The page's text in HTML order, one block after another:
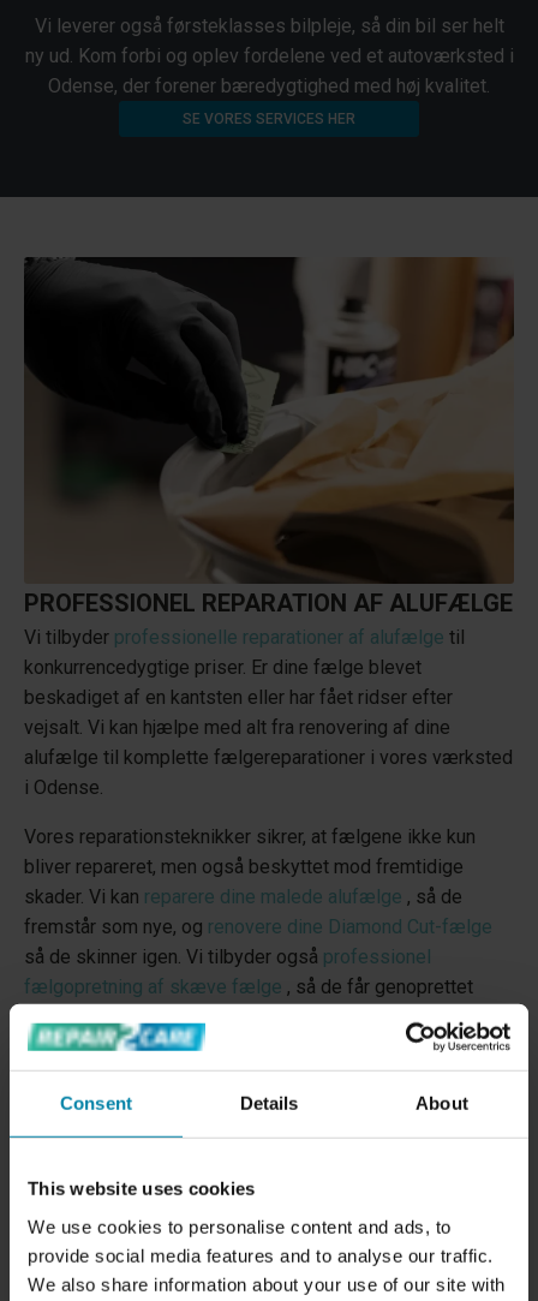
Consent Details About
This website uses cookies
We use cookies to personalise content and ads, to
provide social media features and to analyse our traffic.
We also share information about your use of our site with
Vi leverer også førsteklasses bilpleje, så din bil ser helt
ny ud. Kom forbi og oplev fordelene ved et autoværksted i
Odense, der forener bæredygtighed med høj kvalitet.
SE VORES SERVICES HER
PROFESSIONEL REPARATION AF ALUFÆLGE
Vi tilbyder professionelle reparationer af alufælge til
konkurrencedygtige priser. Er dine fælge blevet
beskadiget af en kantsten eller har fået ridser efter
vejsalt. Vi kan hjælpe med alt fra renovering af dine
alufælge til komplette fælgereparationer i vores værksted
i Odense.
Vores reparationsteknikker sikrer, at fælgene ikke kun
bliver repareret, men også beskyttet mod fremtidige
skader. Vi kan reparere dine malede alufælge , så de
fremstår som nye, og renovere dine Diamond Cut-fælge
så de skinner igen. Vi tilbyder også professionel
fælgopretning af skæve fælge , så de får genoprettet
deres oprindelige form.
Kontakt os for et tilbud om reparation af fælge i Odense
eller book en tid til reparation.